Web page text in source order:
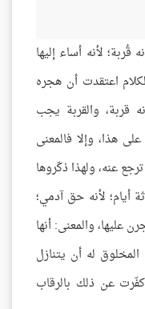
لأنه أساء إليها
اعتقدت أن هجره
قربة، والقربة يجب
هذا، وإلا فالمعنى
عنه، ولهذا ذكّروها
أيام؛ لأنه حق آدمي؛
عليها، والمعنى: أنها
له أن يتنازل
عن ذلك بالرقاب